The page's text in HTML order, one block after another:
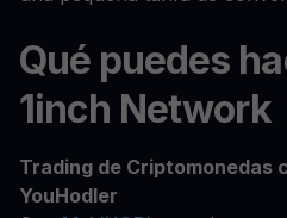
Qué puedes
1inch Network
Trading de Criptomonedas
YouHodler